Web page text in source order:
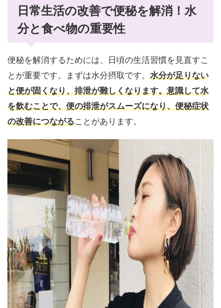
日常生活の改善で便秘を解消！水
分と食べ物の重要性
便秘を解消するためには、日頃の生活習慣を見直すこ
とが重要です。まずは水分摂取です。 水分が足りない
と便が固くなり、排泄が難しくなります。意識して水
を飲むことで、便の排泄がスムーズになり、便秘症状
の改善につながることがあります。